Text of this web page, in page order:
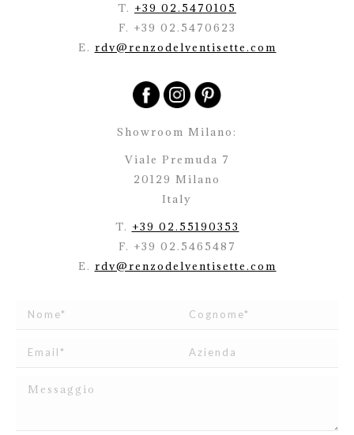
T. +39 02.5470105
F. +39 02.5470623
E. rdv@renzodelventisette.com
Showroom Milano:
Viale Premuda 7
20129 Milano
Italy
T. +39 02.55190353
F. +39 02.5465487
E. rdv@renzodelventisette.com